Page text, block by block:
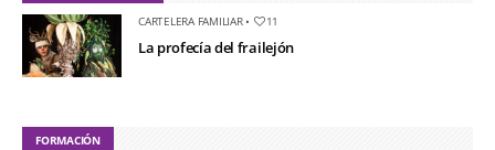
CARTELERA FAMILIAR• 11
La profecía del frailejón
FORMACIÓN